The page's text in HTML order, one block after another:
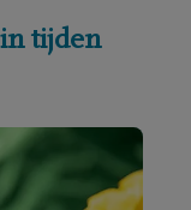
tijden